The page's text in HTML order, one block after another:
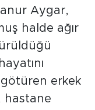
Aygar,
halde ağır
erkek
hastane